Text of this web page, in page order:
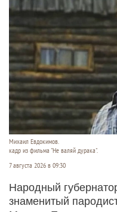
Михаил Евдокимов.
кадр из фильма "Не валяй дурака".
7 августа 2026 в 09:30
Народный
знаменитый